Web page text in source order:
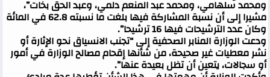
ومحمد سلهامي، ومحمد عبد المنعم دلمي، وعبد الحق بخات”،
مشيرا إلى أن نسبة المشاركة فيها بلغت ما نسبته 62.8 في المائة
وكان عدد الترشيحات فيها 16 ترشيحا”.
ودعت الوزارة المنابر الصحفية إلى “تجنب الانسياق نحو الإثارة أو
نشر معطيات غير صحيحة، من شأنها إقحام مصالح الوزارة في أمور
أو سجالات، يتعين أن تظل بعيدة عنها”.